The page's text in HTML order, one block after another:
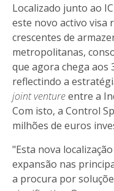
Localizado junto ao
este novo activo visa
crescentes de
metropolitanas,
que agora chega aos
reflectindo a
joint ventureentre a
Com isto, a Control
milhões de euros
"Esta nova
expansão nas
a procura por